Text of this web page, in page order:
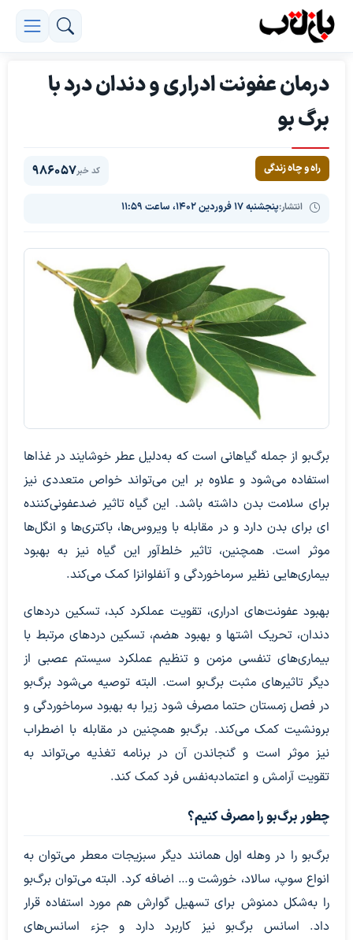
درمان عفونت ادراری و دندان درد با
برگ بو
راه و چاه زندگی
انتشار:پنجشنبه ۱۷ فروردین ۱۴۰۲، ساعت ۱۱:۵۹
کد خبر986057
برگ‌بو از جمله گیاهانی است که به‌دلیل عطر خوشایند در غذاها
استفاده می‌شود و علاوه بر این می‌تواند خواص متعددی نیز
برای سلامت بدن داشته ‌باشد. این گیاه تاثیر ضدعفونی‌کننده
ای برای بدن دارد و در مقابله با ویروس‌ها، باکتری‌ها و انگل‌ها
موثر است. همچنین، تاثیر خلط‌آور این گیاه نیز به بهبود
بیماری‌هایی نظیر سرماخوردگی و آنفلوانزا کمک می‌کند.
بهبود عفونت‌های ادراری، تقویت عملکرد کبد، تسکین دردهای
دندان، تحریک اشتها و بهبود هضم، تسکین دردهای مرتبط با
بیماری‌های تنفسی مزمن و تنظیم عملکرد سیستم عصبی از
دیگر تاثیرهای مثبت برگ‌بو است. البته توصیه می‌شود برگ‌بو
در فصل زمستان حتما مصرف شود زیرا به بهبود سرماخوردگی و
برونشیت کمک می‌کند. برگ‌بو همچنین در مقابله با اضطراب
نیز موثر است و گنجاندن آن در برنامه تغذیه می‌تواند به
تقویت آرامش و اعتمادبه‌نفس فرد کمک کند.
چطور برگ‌بو را مصرف کنیم؟
برگ‌بو را در وهله اول همانند دیگر سبزیجات معطر می‌توان به
انواع سوپ، سالاد، خورشت و… اضافه کرد. البته می‌توان برگ‌بو
را به‌شکل دمنوش برای تسهیل گوارش هم مورد استفاده قرار
داد. اسانس برگ‌بو نیز کاربرد دارد و جزء اسانس‌های